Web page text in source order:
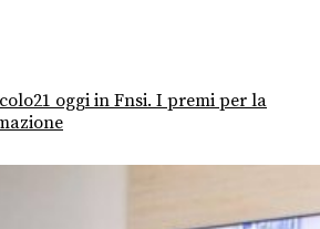
oggi in Fnsi. I premi per la